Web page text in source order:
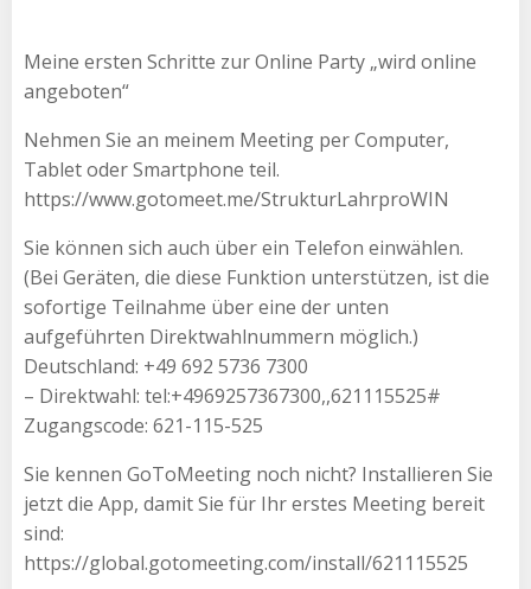
Meine ersten Schritte zur Online Party „wird online
angeboten“
Nehmen Sie an meinem Meeting per Computer,
Tablet oder Smartphone teil.
https://www.gotomeet.me/StrukturLahrproWIN
Sie können sich auch über ein Telefon einwählen.
(Bei Geräten, die diese Funktion unterstützen, ist die
sofortige Teilnahme über eine der unten
aufgeführten Direktwahlnummern möglich.)
Deutschland: +49 692 5736 7300
– Direktwahl: tel:+4969257367300,,621115525#
Zugangscode: 621-115-525
Sie kennen GoToMeeting noch nicht? Installieren Sie
jetzt die App, damit Sie für Ihr erstes Meeting bereit
sind:
https://global.gotomeeting.com/install/621115525